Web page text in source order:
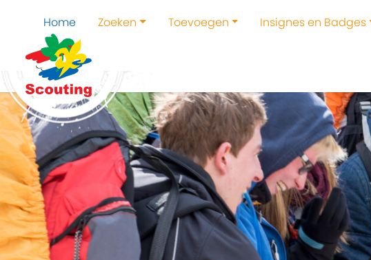
Home Zoeken Toevoegen Insignes en Badges